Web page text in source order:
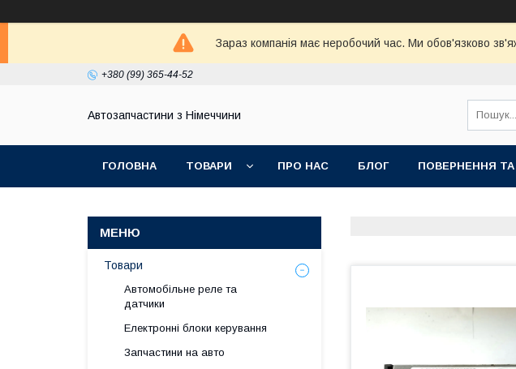
Зараз компанія має неробочий час. Ми обов'язково
+380 (99) 365-44-52
Автозапчастини з Німеччини
ГОЛОВНА ТОВАРИ ПРО НАС БЛОГ ПОВЕРНЕННЯ ТА
Товари
Автомобільне реле та
датчики
Електронні блоки керування
Запчастини на авто